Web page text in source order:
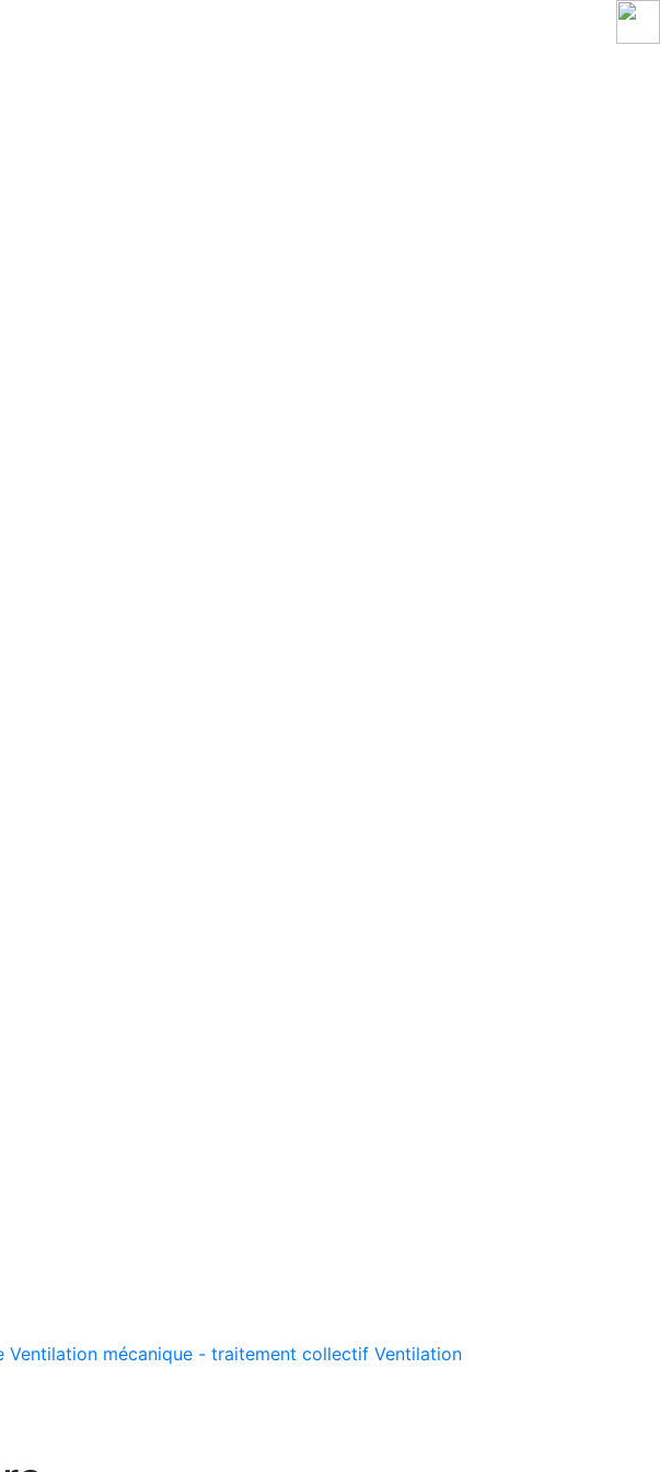
Ventilation mécanique - traitement collectif Ventilation